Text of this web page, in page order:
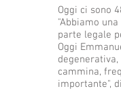
Oggi ci sono
"Abbiamo
parte legale
Oggi
cammina,
importante",